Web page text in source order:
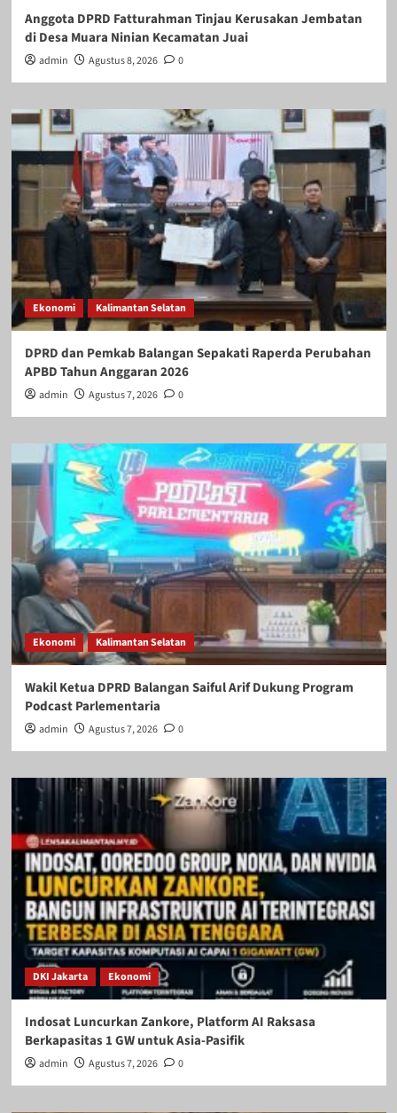
Anggota DPRD Fatturahman Tinjau Kerusakan Jembatan
di Desa Muara Ninian Kecamatan Juai
admin Agustus 8, 2026 0
Ekonomi Kalimantan Selatan
DPRD dan Pemkab Balangan Sepakati Raperda Perubahan
APBD Tahun Anggaran 2026
admin Agustus 7, 2026 0
Ekonomi Kalimantan Selatan
Wakil Ketua DPRD Balangan Saiful Arif Dukung Program
Podcast Parlementaria
admin Agustus 7, 2026 0
DKI Jakarta Ekonomi
Indosat Luncurkan Zankore, Platform AI Raksasa
Berkapasitas 1 GW untuk Asia-Pasifik
admin Agustus 7, 2026 0